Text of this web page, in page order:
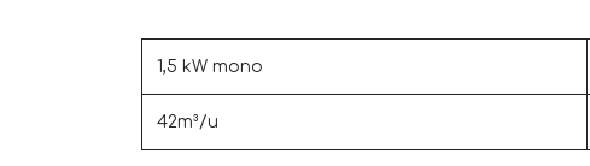
1,5 kW mono
42m³/u